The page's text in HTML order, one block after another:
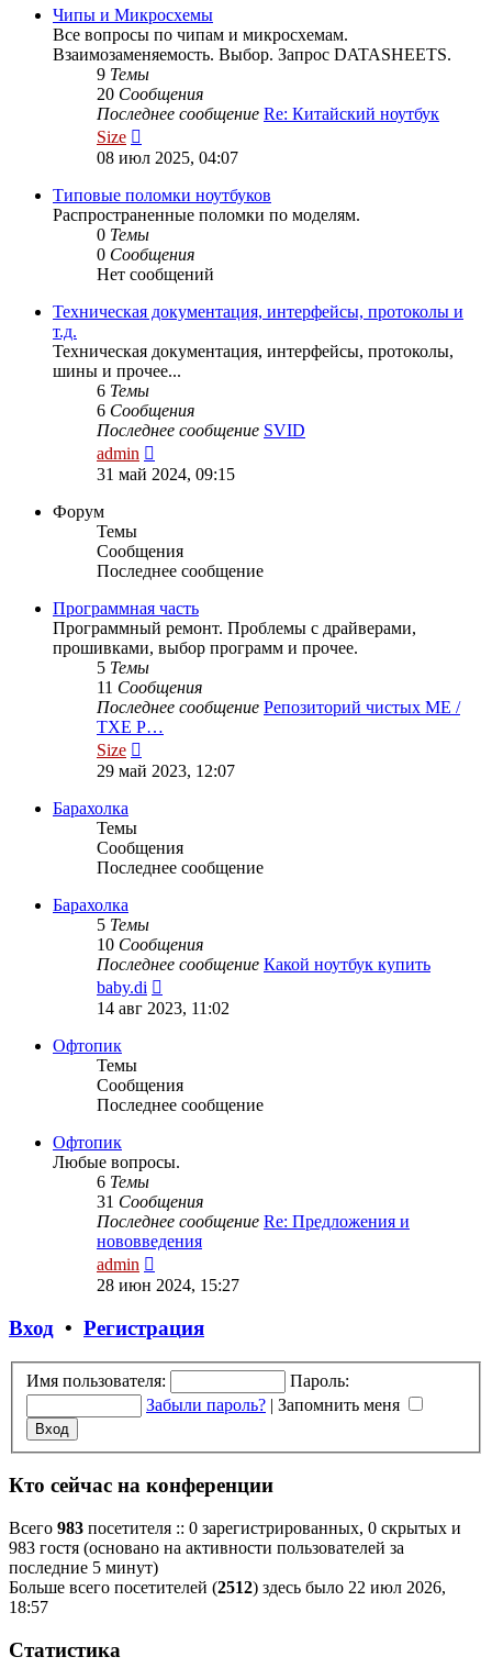
сообщению
Чипы и Микросхемы
Все вопросы по чипам и микросхемам.
Взаимозаменяемость. Выбор. Запрос DATASHEETS.
9 Темы
20 Сообщения
Последнее сообщение Re: Китайский ноутбук
Size
к
сообщению
08 июл 2025, 04:07
Типовые поломки ноутбуков
Распространенные поломки по моделям.
0 Темы
0 Сообщения
Нет сообщений
Техническая документация, интерфейсы, протоколы и
т.д.
Техническая документация, интерфейсы, протоколы,
шины и прочее...
6 Темы
6 Сообщения
Последнее сообщение SVID
admin
к
31 май 2024, 09:15
Форум
Темы
Сообщения
Последнее сообщение
Программная часть
Программный ремонт. Проблемы с драйверами,
прошивками, выбор программ и прочее.
5 Темы
11 Сообщения
Последнее сообщение Репозиторий чистых ME /
TXE Р…
Size
к
29 май 2023, 12:07
Барахолка
Темы
Сообщения
Последнее сообщение
Барахолка
5 Темы
10 Сообщения
Последнее сообщение Какой ноутбук купить
baby.di
к
14 авг 2023, 11:02
Офтопик
Темы
Сообщения
Последнее сообщение
Офтопик
Любые вопросы.
6 Темы
31 Сообщения
Последнее сообщение Re: Предложения и
нововведения
admin
к
28 июн 2024, 15:27
Вход • Регистрация
Имя пользователя:
Пароль:
Забыли пароль? | Запомнить меня
Кто сейчас на конференции
Всего 983 посетителя :: 0 зарегистрированных, 0 скрытых и
983 гостя (основано на активности пользователей за
последние 5 минут)
Больше всего посетителей (2512) здесь было 22 июл 2026,
18:57
Статистика